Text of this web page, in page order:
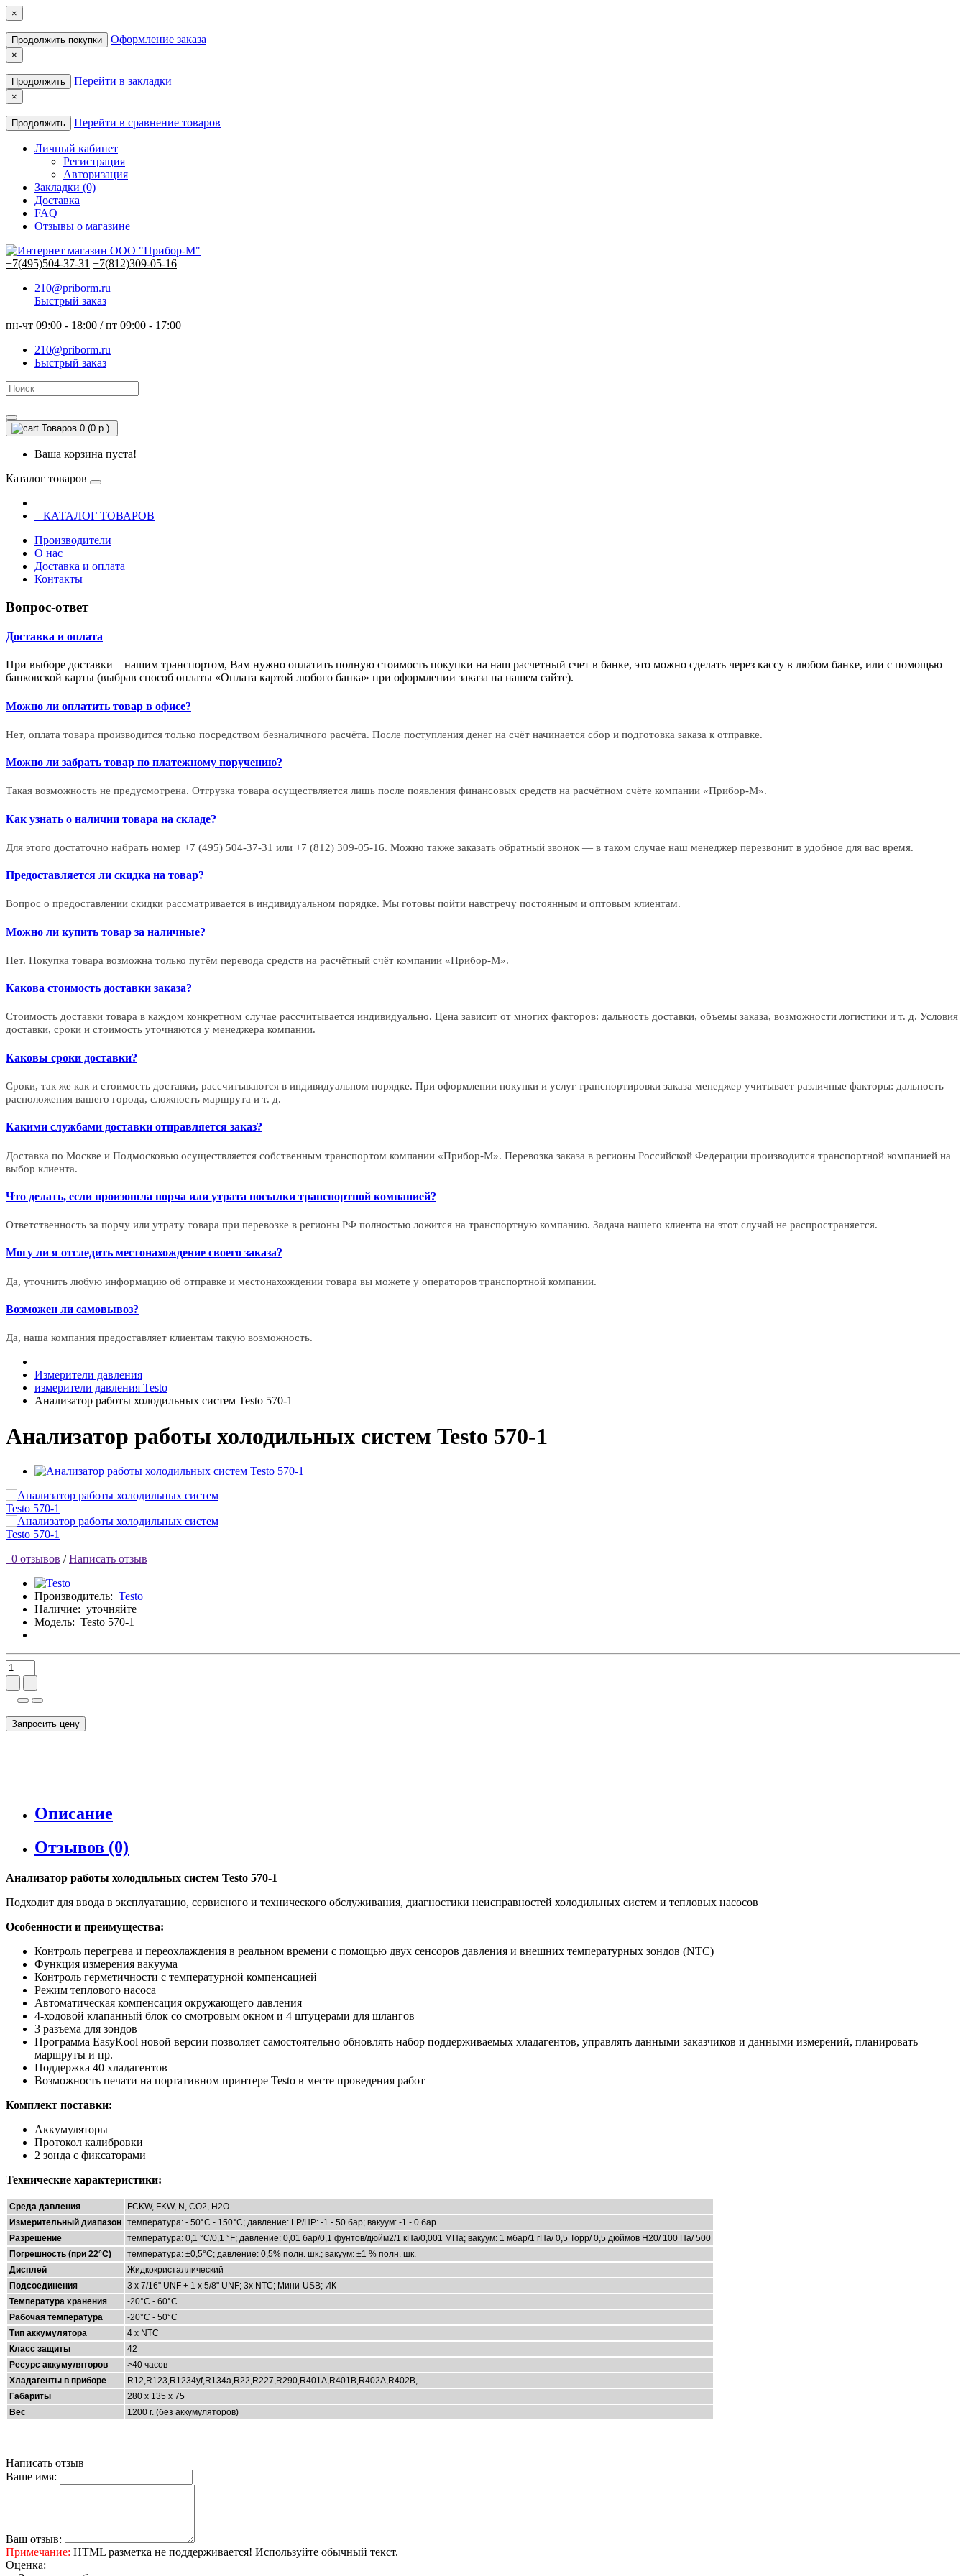
×
Продолжить покупки Оформление заказа
×
Продолжить Перейти в закладки
×
Продолжить Перейти в сравнение товаров
Личный кабинет
Регистрация
Авторизация
Закладки (0)
Доставка
FAQ
Отзывы о магазине
+7(495)504-37-31 +7(812)309-05-16
210@priborm.ru
Быстрый заказ
пн-чт 09:00 - 18:00 / пт 09:00 - 17:00
210@priborm.ru
Быстрый заказ
Товаров 0 (0 р.)
Ваша корзина пуста!
Каталог товаров
КАТАЛОГ ТОВАРОВ
Производители
О нас
Доставка и оплата
Контакты
Вопрос-ответ
Доставка и оплата
При выборе доставки – нашим транспортом, Вам нужно оплатить полную стоимость покупки на наш расчетный счет в банке, это можно сделать через кассу в любом банке, или с помощью
банковской карты (выбрав способ оплаты «Оплата картой любого банка» при оформлении заказа на нашем сайте).
Можно ли оплатить товар в офисе?
Нет, оплата товара производится только посредством безналичного расчёта. После поступления денег на счёт начинается сбор и подготовка заказа к отправке.
Можно ли забрать товар по платежному поручению?
Такая возможность не предусмотрена. Отгрузка товара осуществляется лишь после появления финансовых средств на расчётном счёте компании «Прибор-М».
Как узнать о наличии товара на складе?
Для этого достаточно набрать номер +7 (495) 504-37-31 или +7 (812) 309-05-16. Можно также заказать обратный звонок — в таком случае наш менеджер перезвонит в удобное для вас время.
Предоставляется ли скидка на товар?
Вопрос о предоставлении скидки рассматривается в индивидуальном порядке. Мы готовы пойти навстречу постоянным и оптовым клиентам.
Можно ли купить товар за наличные?
Нет. Покупка товара возможна только путём перевода средств на расчётный счёт компании «Прибор-М».
Какова стоимость доставки заказа?
Стоимость доставки товара в каждом конкретном случае рассчитывается индивидуально. Цена зависит от многих факторов: дальность доставки, объемы заказа, возможности логистики и т. д. Условия
доставки, сроки и стоимость уточняются у менеджера компании.
Каковы сроки доставки?
Сроки, так же как и стоимость доставки, рассчитываются в индивидуальном порядке. При оформлении покупки и услуг транспортировки заказа менеджер учитывает различные факторы: дальность
расположения вашего города, сложность маршрута и т. д.
Какими службами доставки отправляется заказ?
Доставка по Москве и Подмосковью осуществляется собственным транспортом компании «Прибор-М». Перевозка заказа в регионы Российской Федерации производится транспортной компанией на
выбор клиента.
Что делать, если произошла порча или утрата посылки транспортной компанией?
Ответственность за порчу или утрату товара при перевозке в регионы РФ полностью ложится на транспортную компанию. Задача нашего клиента на этот случай не распространяется.
Могу ли я отследить местонахождение своего заказа?
Да, уточнить любую информацию об отправке и местонахождении товара вы можете у операторов транспортной компании.
Возможен ли самовывоз?
Да, наша компания предоставляет клиентам такую возможность.
Измерители давления
измерители давления Testo
Анализатор работы холодильных систем Testo 570-1
Анализатор работы холодильных систем Testo 570-1
0 отзывов / Написать отзыв
Производитель: Testo
Наличие: уточняйте
Модель: Testo 570-1
Запросить цену
Описание
Отзывов (0)
Анализатор работы холодильных систем Testo 570-1
Подходит для ввода в эксплуатацию, сервисного и технического обслуживания, диагностики неисправностей холодильных систем и тепловых насосов
Особенности и преимущества:
Контроль перегрева и переохлаждения в реальном времени с помощью двух сенсоров давления и внешних температурных зондов (NTC)
Функция измерения вакуума
Контроль герметичности с температурной компенсацией
Режим теплового насоса
Автоматическая компенсация окружающего давления
4-ходовой клапанный блок со смотровым окном и 4 штуцерами для шлангов
3 разъема для зондов
Программа EasyKool новой версии позволяет самостоятельно обновлять набор поддерживаемых хладагентов, управлять данными заказчиков и данными измерений, планировать
маршруты и пр.
Поддержка 40 хладагентов
Возможность печати на портативном принтере Testo в месте проведения работ
Комплект поставки:
Аккумуляторы
Протокол калибровки
2 зонда с фиксаторами
Технические характеристики:
Cреда давления
FCKW, FKW, N, CO2, H2O
Измерительный диапазон температура: - 50°C - 150°C; давление: LP/HP: -1 - 50 бар; вакуум: -1 - 0 бар
Разрешение
температура: 0,1 °C/0,1 °F; давление: 0,01 бар/0,1 фунтов/дюйм2/1 кПа/0,001 МПа; вакуум: 1 мбар/1 гПа/ 0,5 Торр/ 0,5 дюймов H20/ 100 Па/ 500
Погрешность (при 22°C)
температура: ±0,5°C; давление: 0,5% полн. шк.; вакуум: ±1 % полн. шк.
Дисплей
Жидкокристаллический
Подсоединения
3 x 7/16" UNF + 1 x 5/8" UNF; 3x NTC; Мини-USB; ИК
Температура хранения
-20°C - 60°C
Рабочая температура
-20°C - 50°C
Тип аккумулятора
4 x NTC
Класс защиты
42
Ресурс аккумуляторов
>40 часов
Хладагенты в приборе
R12,R123,R1234yf,R134a,R22,R227,R290,R401A,R401B,R402A,R402B,
Габариты
280 x 135 x 75
Вес
1200 г. (без аккумуляторов)
Написать отзыв
Ваше имя:
Ваш отзыв:
Примечание: HTML разметка не поддерживается! Используйте обычный текст.
Оценка: